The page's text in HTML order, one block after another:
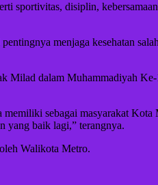
sportivitas, disiplin,
menjaga kesehatan
Milad dalam Muhammadiyah
sebagai masyarakat
yang baik lagi,” terangnya.
Walikota Metro.